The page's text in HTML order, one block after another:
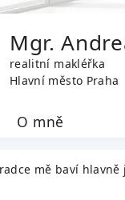
Mgr.
realitní makléřka
Hlavní město Praha
O mně
mě baví hlavně